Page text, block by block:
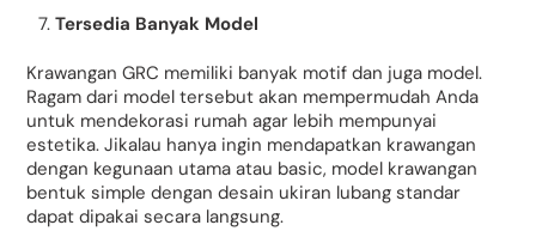
Tersedia Banyak Model
Krawangan GRC memiliki banyak motif dan juga model.
Ragam dari model tersebut akan mempermudah Anda
untuk mendekorasi rumah agar lebih mempunyai
estetika. Jikalau hanya ingin mendapatkan krawangan
dengan kegunaan utama atau basic, model krawangan
bentuk simple dengan desain ukiran lubang standar
dapat dipakai secara langsung.